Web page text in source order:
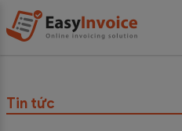
Tin tức